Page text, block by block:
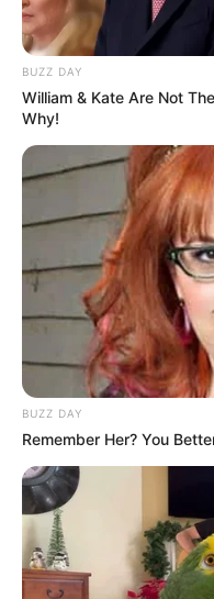
BUZZ DAY
William & Kate Are Not
Why!
BUZZ DAY
Remember Her? You